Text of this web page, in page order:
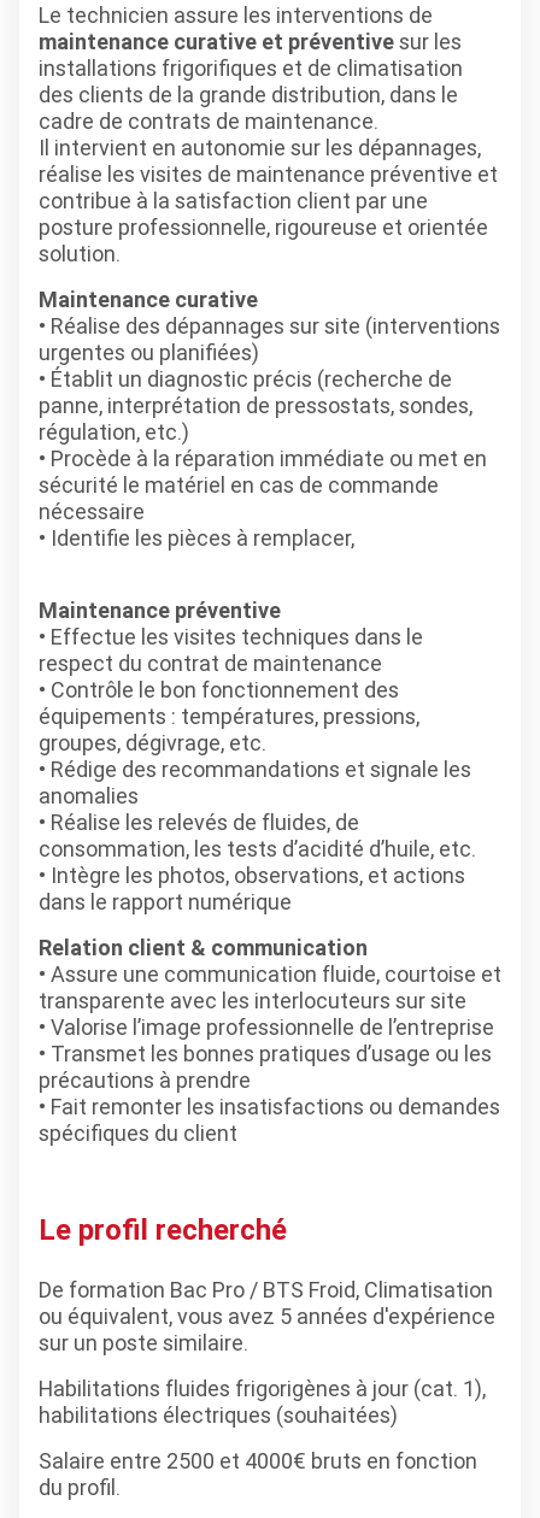
Le technicien assure les interventions de
maintenance curative et préventivesur les
installations frigorifiques et de climatisation
des clients de la grande distribution, dans le
cadre de contrats de maintenance.
Il intervient en autonomie sur les dépannages,
réalise les visites de maintenance préventive et
contribue à la satisfaction client par une
posture professionnelle, rigoureuse et orientée
solution.
Maintenance curative
• Réalise des dépannages sur site (interventions
urgentes ou planifiées)
• Établit un diagnostic précis (recherche de
panne, interprétation de pressostats, sondes,
régulation, etc.)
• Procède à la réparation immédiate ou met en
sécurité le matériel en cas de commande
nécessaire
• Identifie les pièces à remplacer,
Maintenance préventive
• Effectue les visites techniques dans le
respect du contrat de maintenance
• Contrôle le bon fonctionnement des
équipements : températures, pressions,
groupes, dégivrage, etc.
• Rédige des recommandations et signale les
anomalies
• Réalise les relevés de fluides, de
consommation, les tests d’acidité d’huile, etc.
• Intègre les photos, observations, et actions
dans le rapport numérique
Relation client & communication
• Assure une communication fluide, courtoise et
transparente avec les interlocuteurs sur site
• Valorise l’image professionnelle de l’entreprise
• Transmet les bonnes pratiques d’usage ou les
précautions à prendre
• Fait remonter les insatisfactions ou demandes
spécifiques du client
Le profil recherché
De formation Bac Pro / BTS Froid, Climatisation
ou équivalent, vous avez 5 années d'expérience
sur un poste similaire.
Habilitations fluides frigorigènes à jour (cat. 1),
habilitations électriques (souhaitées)
Salaire entre 2500 et 4000€ bruts en fonction
du profil.